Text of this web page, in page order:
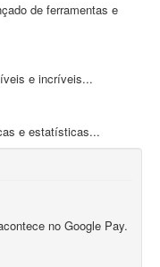
de ferramentas e
e incríveis...
e estatísticas...
no Google Pay.